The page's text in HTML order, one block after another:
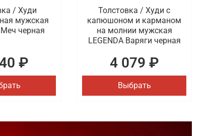
/ Худи
мужская
Меч черная
₽
Толстовка / Худи с
капюшоном и карманом
на молнии мужская
LEGENDA Варяги черная
4 079 ₽
Выбрать